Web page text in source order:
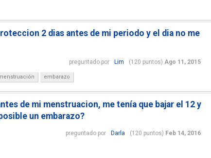
2 dias antes de mi periodo y el dia no me
preguntado por Lim (120 puntos) Ago 11, 2015
embarazo
de mi menstruacion, me tenía que bajar el 12 y
un embarazo?
preguntado por Darla (120 puntos) Feb 14, 2016